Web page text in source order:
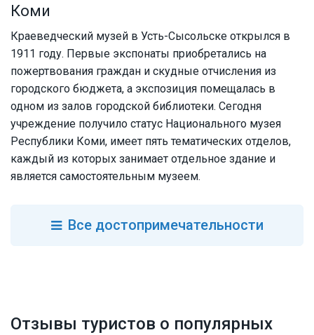
Коми
Краеведческий музей в Усть-Сысольске открылся в
1911 году. Первые экспонаты приобретались на
пожертвования граждан и скудные отчисления из
городского бюджета, а экспозиция помещалась в
одном из залов городской библиотеки. Сегодня
учреждение получило статус Национального музея
Республики Коми, имеет пять тематических отделов,
каждый из которых занимает отдельное здание и
является самостоятельным музеем.
Вседостопримечательности
Отзывы туристов о популярных